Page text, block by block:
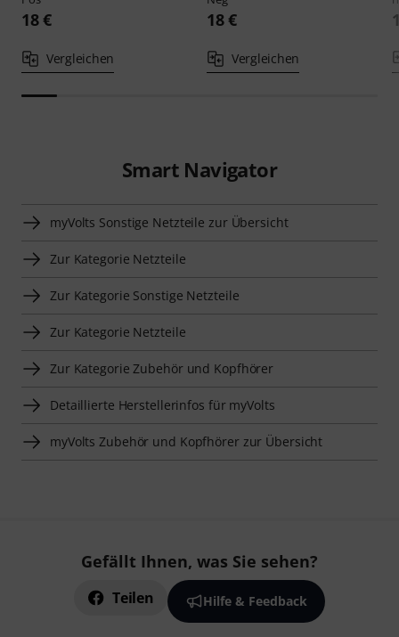
18 €
Vergleichen
18 €
Vergleichen
Smart Navigator
myVolts Sonstige Netzteile zur Übersicht
Zur Kategorie Netzteile
Zur Kategorie Sonstige Netzteile
Zur Kategorie Netzteile
Zur Kategorie Zubehör und Kopfhörer
Detaillierte Herstellerinfos für myVolts
myVolts Zubehör und Kopfhörer zur Übersicht
Gefällt Ihnen, was Sie sehen?
Teilen Hilfe & Feedback